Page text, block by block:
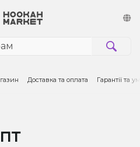
суміші
Доставка та оплата Гарантії та